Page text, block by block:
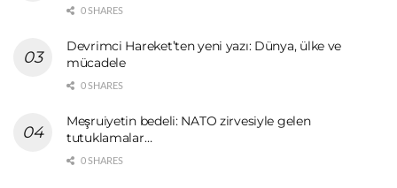
0 SHARES
Devrimci Hareket’ten yeni yazı: Dünya, ülke ve
mücadele
0 SHARES
Meşruiyetin bedeli: NATO zirvesiyle gelen
tutuklamalar…
0 SHARES